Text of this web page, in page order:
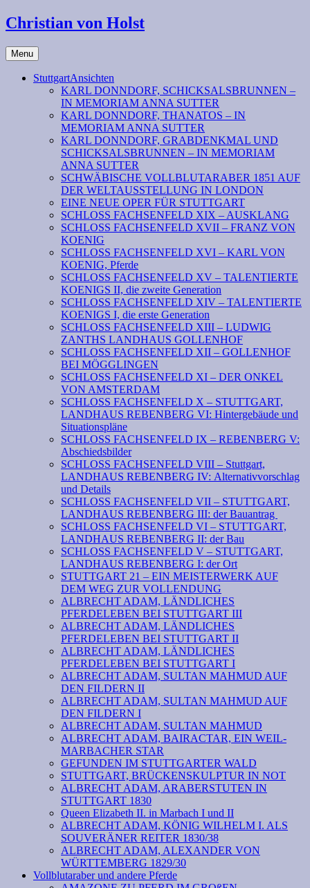
Christian von Holst
Menu
StuttgartAnsichten
KARL DONNDORF, SCHICKSALSBRUNNEN –
IN MEMORIAM ANNA SUTTER
KARL DONNDORF, THANATOS – IN
MEMORIAM ANNA SUTTER
KARL DONNDORF, GRABDENKMAL UND
SCHICKSALSBRUNNEN – IN MEMORIAM
ANNA SUTTER
SCHWÄBISCHE VOLLBLUTARABER 1851 AUF
DER WELTAUSSTELLUNG IN LONDON
EINE NEUE OPER FÜR STUTTGART
SCHLOSS FACHSENFELD XIX – AUSKLANG
SCHLOSS FACHSENFELD XVII – FRANZ VON
KOENIG
SCHLOSS FACHSENFELD XVI – KARL VON
KOENIG, Pferde
SCHLOSS FACHSENFELD XV – TALENTIERTE
KOENIGS II, die zweite Generation
SCHLOSS FACHSENFELD XIV – TALENTIERTE
KOENIGS I, die erste Generation
SCHLOSS FACHSENFELD XIII – LUDWIG
ZANTHS LANDHAUS GOLLENHOF
SCHLOSS FACHSENFELD XII – GOLLENHOF
BEI MÖGGLINGEN
SCHLOSS FACHSENFELD XI – DER ONKEL
VON AMSTERDAM
SCHLOSS FACHSENFELD X – STUTTGART,
LANDHAUS REBENBERG VI: Hintergebäude und
Situationspläne
SCHLOSS FACHSENFELD IX – REBENBERG V:
Abschiedsbilder
SCHLOSS FACHSENFELD VIII – Stuttgart,
LANDHAUS REBENBERG IV: Alternativvorschlag
und Details
SCHLOSS FACHSENFELD VII – STUTTGART,
LANDHAUS REBENBERG III: der Bauantrag
SCHLOSS FACHSENFELD VI – STUTTGART,
LANDHAUS REBENBERG II: der Bau
SCHLOSS FACHSENFELD V – STUTTGART,
LANDHAUS REBENBERG I: der Ort
STUTTGART 21 – EIN MEISTERWERK AUF
DEM WEG ZUR VOLLENDUNG
ALBRECHT ADAM, LÄNDLICHES
PFERDELEBEN BEI STUTTGART III
ALBRECHT ADAM, LÄNDLICHES
PFERDELEBEN BEI STUTTGART II
ALBRECHT ADAM, LÄNDLICHES
PFERDELEBEN BEI STUTTGART I
ALBRECHT ADAM, SULTAN MAHMUD AUF
DEN FILDERN II
ALBRECHT ADAM, SULTAN MAHMUD AUF
DEN FILDERN I
ALBRECHT ADAM, SULTAN MAHMUD
ALBRECHT ADAM, BAIRACTAR, EIN WEIL-
MARBACHER STAR
GEFUNDEN IM STUTTGARTER WALD
STUTTGART, BRÜCKENSKULPTUR IN NOT
ALBRECHT ADAM, ARABERSTUTEN IN
STUTTGART 1830
Queen Elizabeth II. in Marbach I und II
ALBRECHT ADAM, KÖNIG WILHELM I. ALS
SOUVERÄNER REITER 1830/38
ALBRECHT ADAM, ALEXANDER VON
WÜRTTEMBERG 1829/30
Vollblutaraber und andere Pferde